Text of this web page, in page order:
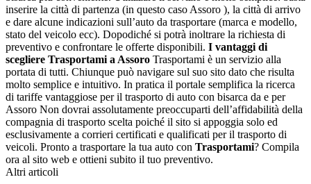
inserire la città di partenza (in questo caso Assoro ), la città di arrivo
e dare alcune indicazioni sull’auto da trasportare (marca e modello,
stato del veicolo ecc). Dopodiché si potrà inoltrare la richiesta di
preventivo e confrontare le offerte disponibili. I vantaggi di
scegliere Trasportami a Assoro Trasportami è un servizio alla
portata di tutti. Chiunque può navigare sul suo sito dato che risulta
molto semplice e intuitivo. In pratica il portale semplifica la ricerca
di tariffe vantaggiose per il trasporto di auto con bisarca da e per
Assoro Non dovrai assolutamente preoccuparti dell’affidabilità della
compagnia di trasporto scelta poiché il sito si appoggia solo ed
esclusivamente a corrieri certificati e qualificati per il trasporto di
veicoli. Pronto a trasportare la tua auto con Trasportami? Compila
ora al sito web e ottieni subito il tuo preventivo.
Altri articoli